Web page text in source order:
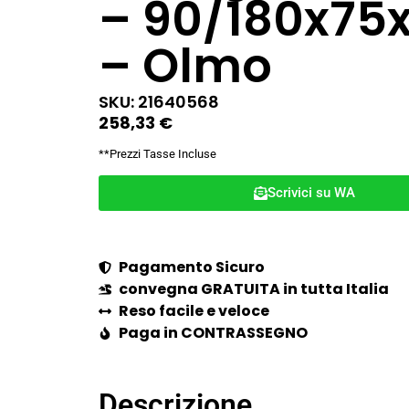
– 90/
– Olmo
SKU: 21640568
258,33 €
**Prezzi Tasse Incluse
Scrivici su WA
Pagamento Sicuro
convegna GRATUITA in tutta Italia
Reso facile e veloce
Paga in CONTRASSEGNO